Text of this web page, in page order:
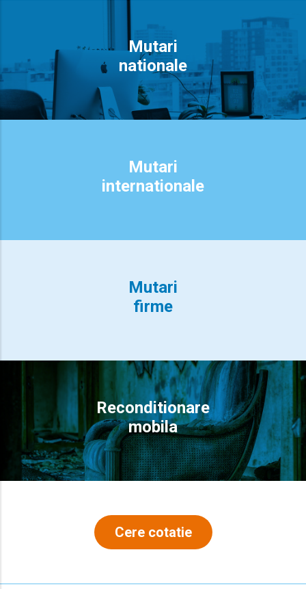
Mutari
nationale
Mutari
internationale
Mutari
firme
Reconditionare
mobila
Cere cotatie